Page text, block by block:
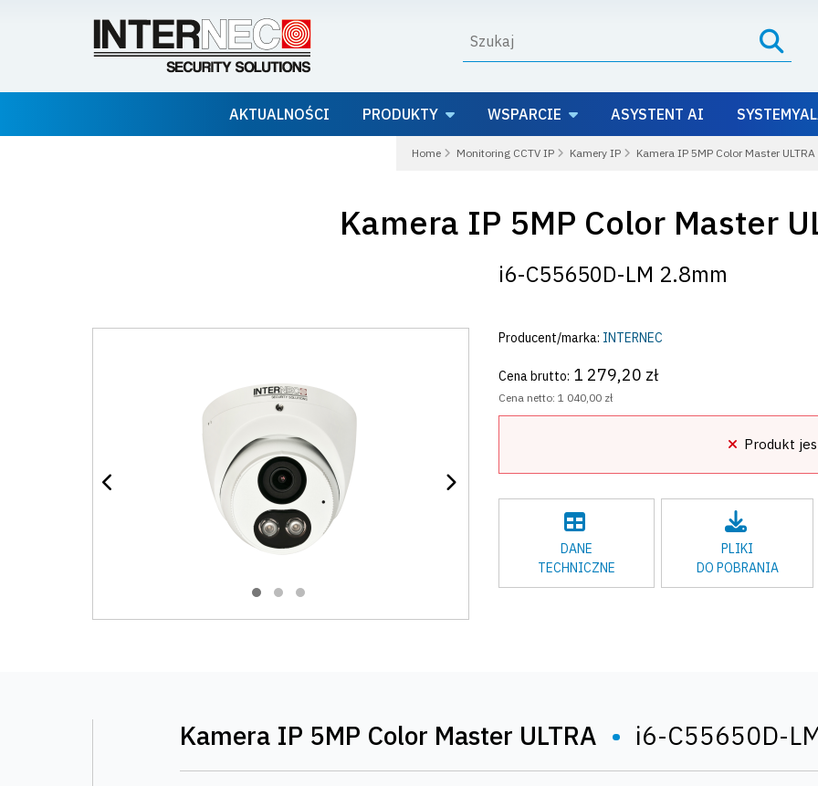
AKTUALNOŚCI PRODUKTY WSPARCIE ASYSTENT AI
Home Monitoring CCTV IP Kamery IP Kamera IP 5MP Color Master ULTRA
Kamera IP 5MP Color Master
i6-C55650D-LM 2.8mm
Producent/marka: INTERNEC
Cena brutto: 1 279,20 zł
Cena netto:1 040,00 zł
Produkt
DANE
TECHNICZNE
PLIKI
DO POBRANIA
Kamera IP 5MP Color Master ULTRA • i6-C55650D-